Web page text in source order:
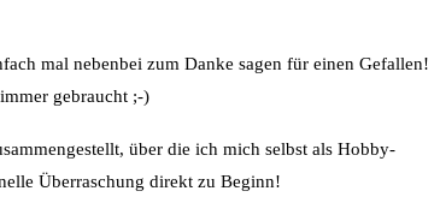
mal nebenbei zum Danke sagen für einen Gefallen!
gebraucht ;-)
über die ich mich selbst als Hobby-
Überraschung direkt zu Beginn!